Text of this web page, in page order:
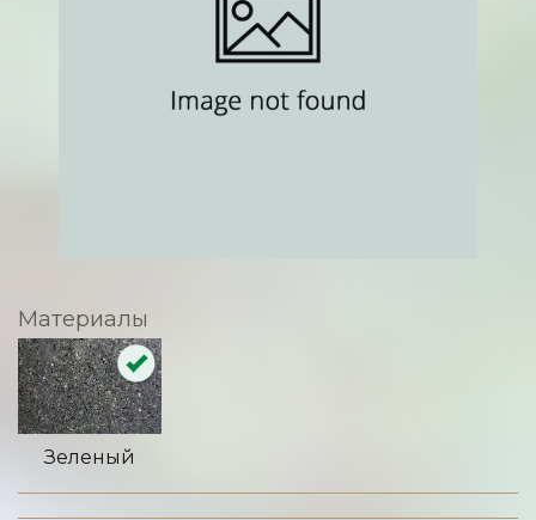
Материалы
Зеленый